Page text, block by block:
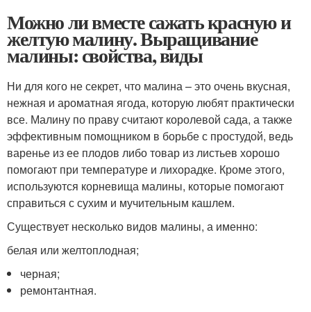
Можно ли вместе сажать красную и
желтую малину. Выращивание
малины: свойства, виды
Ни для кого не секрет, что малина – это очень вкусная,
нежная и ароматная ягода, которую любят практически
все. Малину по праву считают королевой сада, а также
эффективным помощником в борьбе с простудой, ведь
варенье из ее плодов либо товар из листьев хорошо
помогают при температуре и лихорадке. Кроме этого,
используются корневища малины, которые помогают
справиться с сухим и мучительным кашлем.
Существует несколько видов малины, а именно:
белая или желтоплодная;
черная;
ремонтантная.